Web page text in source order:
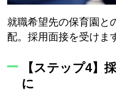
就職希望先の保育園と
配。採用面接を受けま
【ステップ4】
に